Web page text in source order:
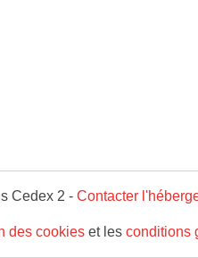
Cedex 2 - Contacter
des cookies et les conditions